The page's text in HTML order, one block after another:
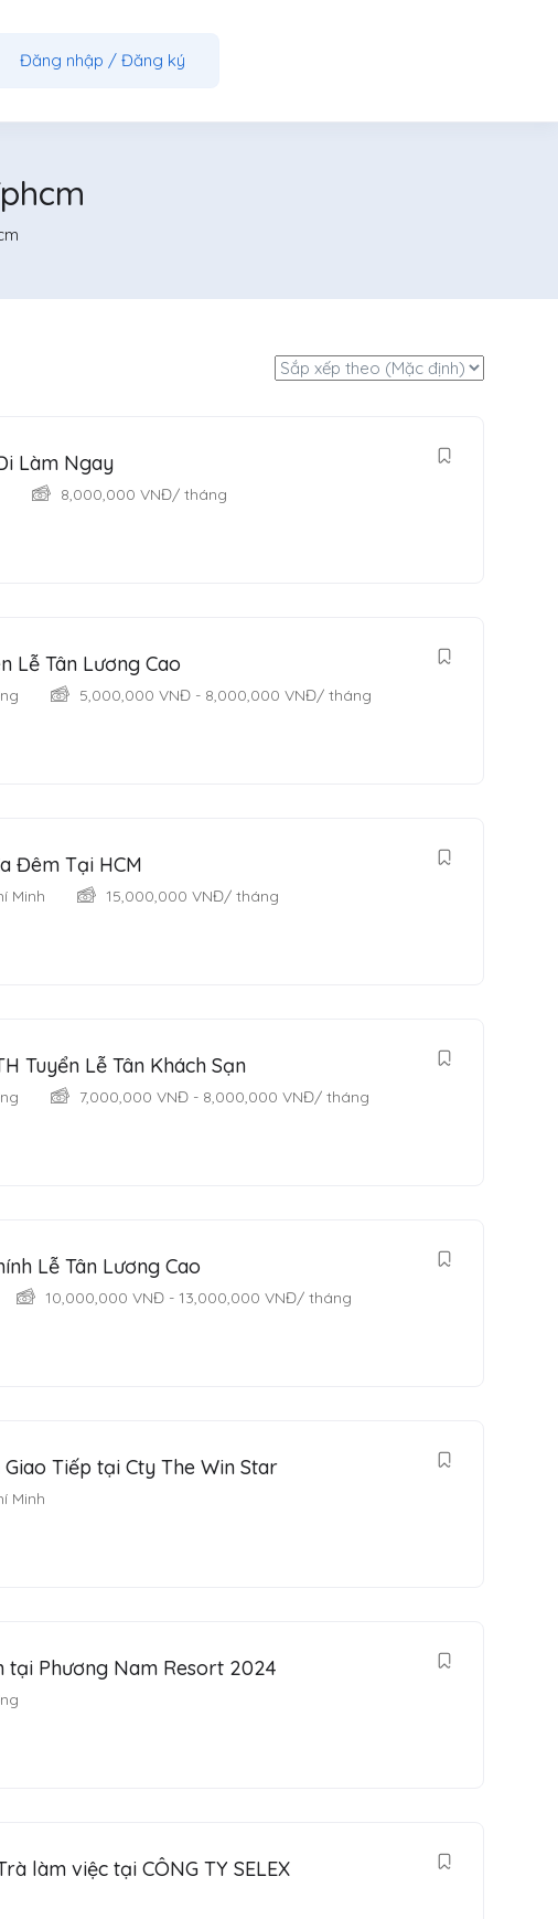
Đăng nhập / Đăng ký
Làm Ngay
8,000,000 VNĐ/ tháng
Lễ Tân Lương Cao
5,000,000 VNĐ - 8,000,000 VNĐ/ tháng
Đêm Tại HCM
Minh 15,000,000 VNĐ/ tháng
Tuyển Lễ Tân Khách Sạn
7,000,000 VNĐ - 8,000,000 VNĐ/ tháng
Lễ Tân Lương Cao
10,000,000 VNĐ - 13,000,000 VNĐ/ tháng
Tiếp tại Cty The Win Star
Minh
tại Phương Nam Resort 2024
làm việc tại CÔNG TY SELEX